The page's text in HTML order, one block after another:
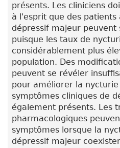
présents. Les cliniciens
à l'esprit que des
dépressif majeur
puisque les taux de
considérablement plus
population. Des
peuvent se révéler
pour améliorer la nycturie
symptômes cliniques de
également présents. Les
pharmacologiques
symptômes lorsque la
dépressif majeur